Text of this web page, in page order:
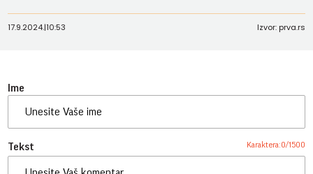
17.9.2024.|10:53 Izvor: prva.rs
Ime
Tekst Karaktera:0/1500